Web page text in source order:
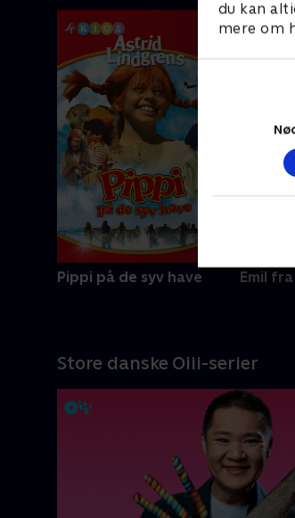
du kan
mere om
Pippi på de syv have Emil
Store danske Oiii-serier